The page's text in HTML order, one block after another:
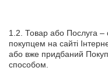
1.2. Товар або Послуга –
покупцем на сайті
або вже придбаний
способом.